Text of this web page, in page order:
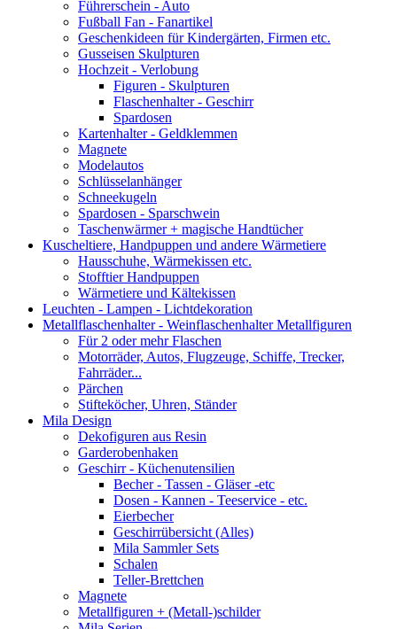
Führerschein - Auto
Fußball Fan - Fanartikel
Geschenkideen für Kindergärten, Firmen etc.
Gusseisen Skulpturen
Hochzeit - Verlobung
Figuren - Skulpturen
Flaschenhalter - Geschirr
Spardosen
Kartenhalter - Geldklemmen
Magnete
Modelautos
Schlüsselanhänger
Schneekugeln
Spardosen - Sparschwein
Taschenwärmer + magische Handtücher
Kuscheltiere, Handpuppen und andere Wärmetiere
Hausschuhe, Wärmekissen etc.
Stofftier Handpuppen
Wärmetiere und Kältekissen
Leuchten - Lampen - Lichtdekoration
Metallflaschenhalter - Weinflaschenhalter Metallfiguren
Für 2 oder mehr Flaschen
Motorräder, Autos, Flugzeuge, Schiffe, Trecker,
Fahrräder...
Pärchen
Stifteköcher, Uhren, Ständer
Mila Design
Dekofiguren aus Resin
Garderobenhaken
Geschirr - Küchenutensilien
Becher - Tassen - Gläser -etc
Dosen - Kannen - Teeservice - etc.
Eierbecher
Geschirrübersicht (Alles)
Mila Sammler Sets
Schalen
Teller-Brettchen
Magnete
Metallfiguren + (Metall-)schilder